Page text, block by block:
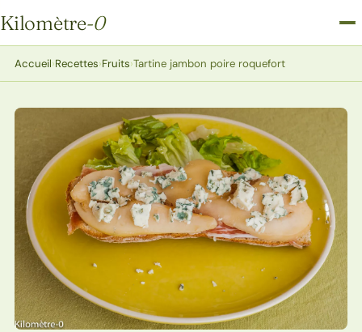
Kilomètre-0
Kilomètre-0
Accueil›Recettes›Fruits›Tartine jambon poire roquefort